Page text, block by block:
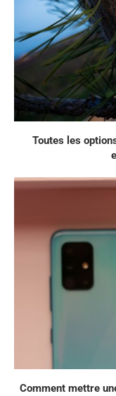
Toutes les
Comment mettre